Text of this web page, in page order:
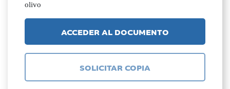
olivo
ACCEDER AL DOCUMENTO
SOLICITAR COPIA